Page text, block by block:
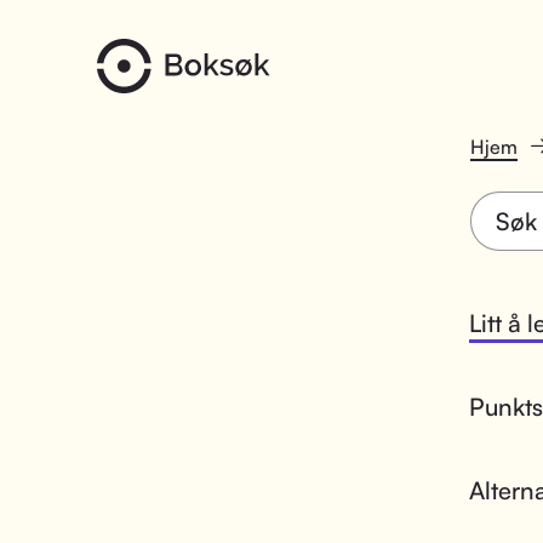
Hjem
Litt å